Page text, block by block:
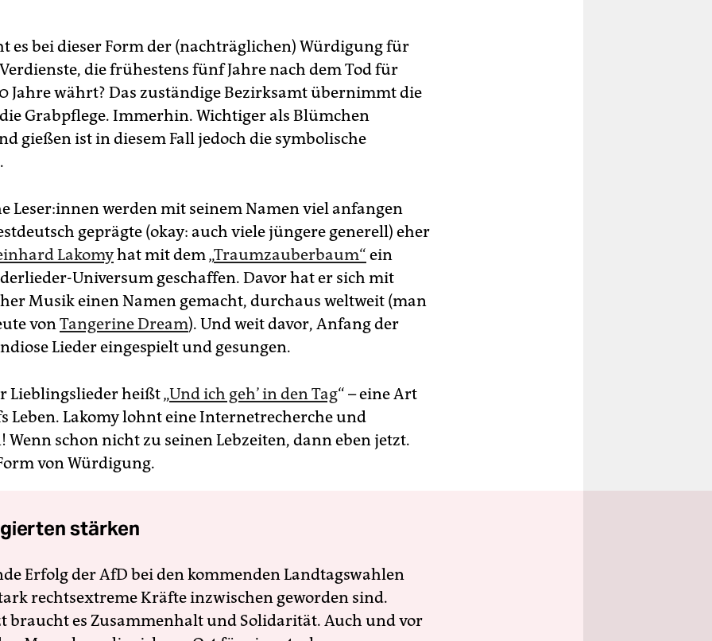
es bei dieser Form der (nachträglichen) Würdigung für
die frühestens fünf Jahre nach dem Tod für
Jahre währt? Das zuständige Bezirksamt übernimmt die
Grabpflege. Immerhin. Wichtiger als Blümchen
gießen ist in diesem Fall jedoch die symbolische
Le­se­r:in­nen werden mit seinem Namen viel anfangen
geprägte (okay: auch viele jüngere generell) eher
Lakomyhat mit dem „Traumzauberbaum“ ein
Universum geschaffen. Davor hat er sich mit
Musik einen Namen gemacht, durchaus weltweit (man
von Tangerine Dream). Und weit davor, Anfang der
Lieder eingespielt und gesungen.
Lieblingslieder heißt „Und ich geh’ in den Tag“ – eine Art
Leben. Lakomy lohnt eine Internetrecherche und
Wenn schon nicht zu seinen Lebzeiten, dann eben jetzt.
von Würdigung.
stärken
Erfolg der AfD bei den kommenden Landtagswahlen
rechtsextreme Kräfte inzwischen geworden sind.
braucht es Zusammenhalt und Solidarität. Auch und vor